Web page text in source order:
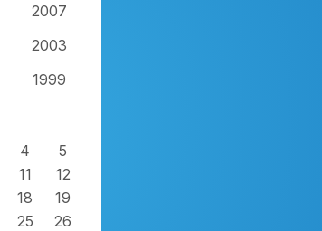
2007
2003
1999
4
5
11
12
18
19
25
26